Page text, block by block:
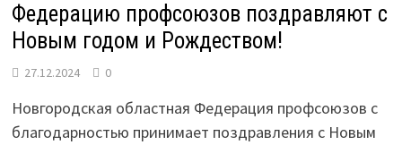
Федерацию профсоюзов поздравляют с
Новым годом и Рождеством!
27.12.2024 0
Новгородская областная Федерация профсоюзов с
благодарностью принимает поздравления с Новым